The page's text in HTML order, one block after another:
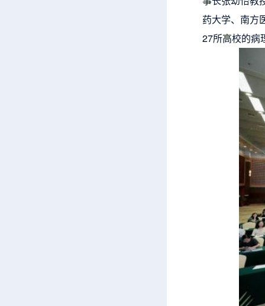
药大学、南方
27所高校的病